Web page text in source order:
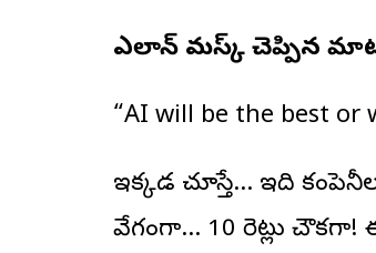
ఎలాన్ మస్క్ చెప్పిన మాట
“AI will be the best
ఇక్కడ చూస్తే… ఇది
వేగంగా… 10 రెట్లు